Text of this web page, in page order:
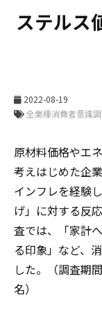
企業情報
ステルス
2022-08-19
原材料価格やエ
考えはじめた企
インフレを経験
げ」に対する反
査では、「家計
る印象」など、
した。（調査期
名）